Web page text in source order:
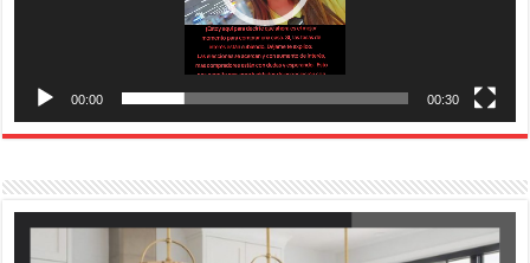
00:00 00:30